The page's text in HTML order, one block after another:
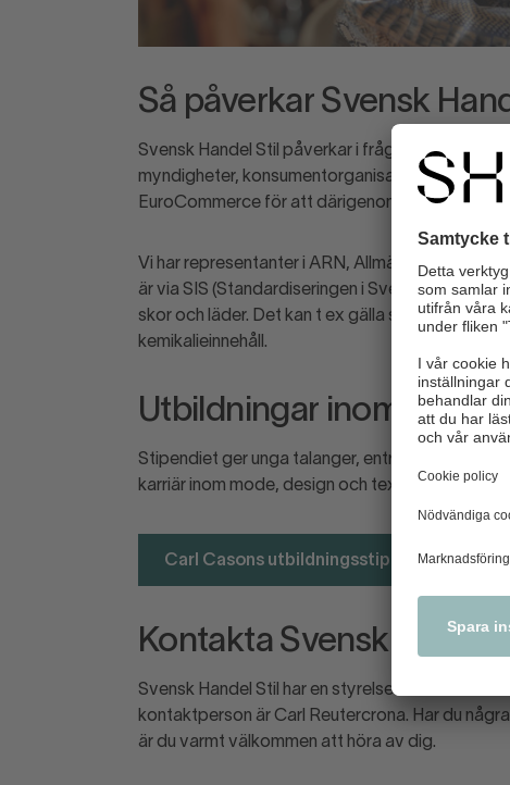
Så påverkar Svensk
Svensk Handel Stil påverkar i frågor som rör
myndigheter, konsumentorganisationer och
EuroCommerce för att därigenom bevaka
Vi har representanter i ARN, Allmänna
är via SIS (Standardiseringen i Sverige)
skor och läder. Det kan t ex gälla säkra
kemikalieinnehåll.
Utbildningar inom mode
Stipendiet ger unga talanger, entreprenörer
karriär inom mode, design och textil.
Carl Casons utbildningsstipendium
Kontakta Svensk Handel
Svensk Handel Stil har en styrelse bestående
kontaktperson är Carl Reutercrona. Har du
är du varmt välkommen att höra av dig.